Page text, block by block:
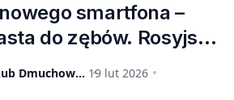
smartfona –
do zębów. Rosyjscy
wrócą do domów bez
Olympic Edition od
Jakub Dmuchowski 19 lut 2026